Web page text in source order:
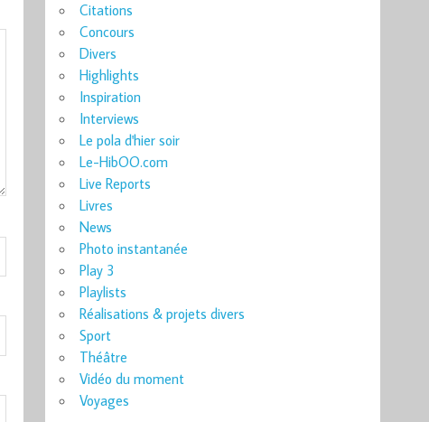
Citations
Concours
Divers
Highlights
Inspiration
Interviews
Le pola d'hier soir
Le-HibOO.com
Live Reports
Livres
News
Photo instantanée
Play 3
Playlists
Réalisations & projets divers
Sport
Théâtre
Vidéo du moment
Voyages